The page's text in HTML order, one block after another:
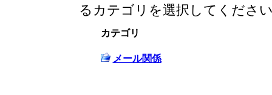
るカテゴリを選択してくださ
カテゴリ
メール関係